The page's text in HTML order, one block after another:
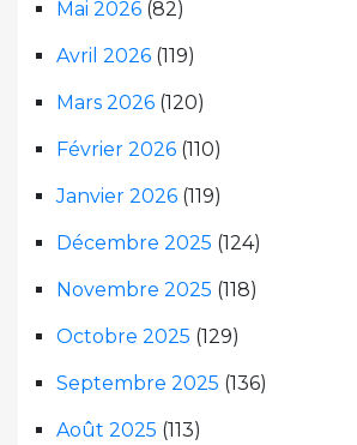
Mai 2026 (82)
Avril 2026 (119)
Mars 2026 (120)
Février 2026 (110)
Janvier 2026 (119)
Décembre 2025 (124)
Novembre 2025 (118)
Octobre 2025 (129)
Septembre 2025 (136)
Août 2025 (113)